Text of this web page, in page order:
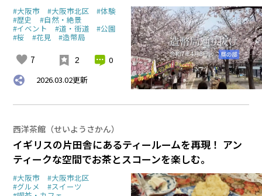
#大阪市 #大阪市北区 #体験
#歴史 #自然・絶景
#イベント #道・街道 #公園
#桜 #花見 #造幣局
7 2
0
2026.03.02更新
西洋茶館（せいようさかん）
イギリスの片田舎にあるティールームを再現！ アン
ティークな空間でお茶とスコーンを楽しむ。
#大阪市 #大阪市北区
#グルメ #スイーツ